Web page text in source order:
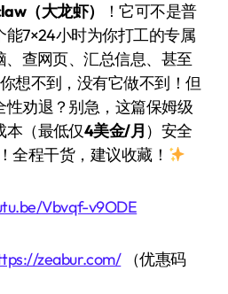
（大龙虾）
！它可不是普
7×24小时为你打工的专属
查网页、汇总信息、甚至
想不到，没有它做不到！但
劝退？别急，这篇保姆级
本（最低仅4美金/月 ）安全
全程干货，建议收藏！
Vbvqf-v9ODE
zeabur.com/（优惠码